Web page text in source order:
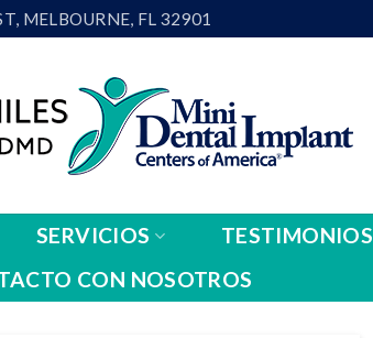
MELBOURNE, FL 32901
SERVICIOS TESTIMONIOS
CON NOSOTROS